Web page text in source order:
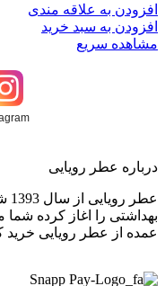
افزودن به علاقه مندی
افزودن به سبد خرید
مشاهده سریع
درباره عطر رویایی
بهداشتی را اغاز کرده شما
عمده از عطر رویایی خرید